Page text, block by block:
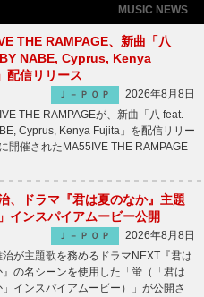
MUSIC NEWS
THE RAMPAGE、新曲「八
NABE, Cyprus, Kenya
配信リリース
Ｊ－ＰＯＰ
2026年8月8日
THE RAMPAGEが、新曲「八 feat.
Cyprus, Kenya Fujita」を配信リリー
催されたMA55IVE THE RAMPAGE
、ドラマ『君は夏のなか』主題
インスパイアムービー公開
Ｊ－ＰＯＰ
2026年8月8日
が主題歌を務めるドラマNEXT『君は
の名シーンを使用した「蛍（「君は
インスパイアムービー）」が公開さ